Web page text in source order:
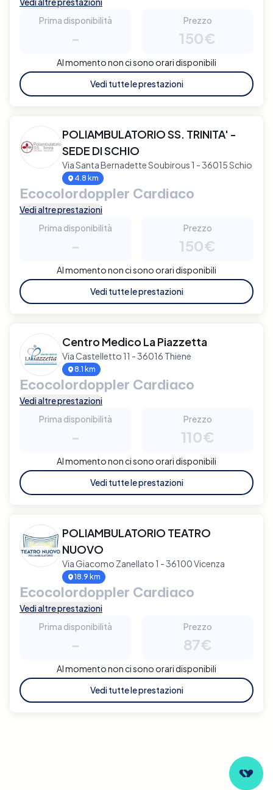
Prima disponibilità
-
Prezzo
150€
Al momento non ci sono orari disponibili
Vedi tutte le prestazioni
POLIAMBULATORIO SS. TRINITA' -
SEDE DI SCHIO
Via Santa Bernadette Soubirous 1 - 36015 Schio
4.8 km
Ecocolordoppler Cardiaco
Vedi altre prestazioni
Prima disponibilità
-
Prezzo
150€
Al momento non ci sono orari disponibili
Vedi tutte le prestazioni
Centro Medico La Piazzetta
Via Castelletto 11 - 36016 Thiene
8.1 km
Ecocolordoppler Cardiaco
Vedi altre prestazioni
Prima disponibilità
-
Prezzo
110€
Al momento non ci sono orari disponibili
Vedi tutte le prestazioni
POLIAMBULATORIO TEATRO
NUOVO
Via Giacomo Zanellato 1 - 36100 Vicenza
18.9 km
Ecocolordoppler Cardiaco
Vedi altre prestazioni
Prima disponibilità
-
Prezzo
87€
Al momento non ci sono orari disponibili
Vedi tutte le prestazioni